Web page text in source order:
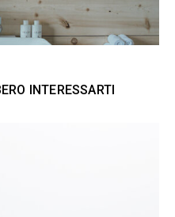
INTERESSARTI